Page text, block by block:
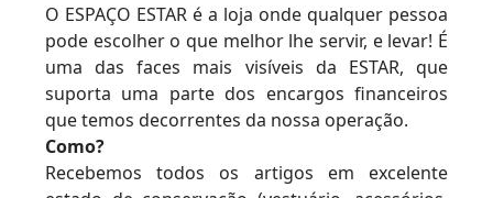
O ESPAÇO ESTAR é a loja onde qualquer pessoa
pode escolher o que melhor lhe servir, e levar! É
uma das faces mais visíveis da ESTAR, que
suporta uma parte dos encargos financeiros
que temos decorrentes da nossa operação.
Como?
Recebemos todos os artigos em excelente